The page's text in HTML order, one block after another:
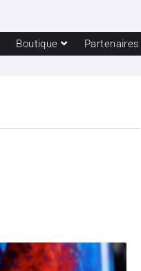
Boutique Partenaires